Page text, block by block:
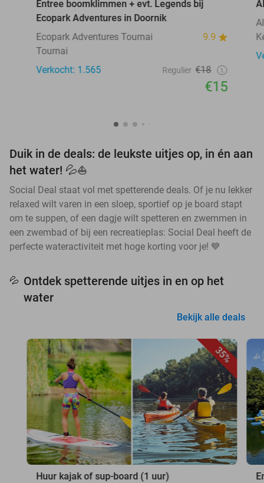
Entree boomklimmen + evt. Legends bij
Ecopark Adventures in Doornik
Ecopark Adventures Tournai
9.9
Tournai
Verkocht: 1.565
Regulier €18
€15
Duik in de deals: de leukste uitjes op, in én aan
het water! 💦⛵
Social Deal staat vol met spetterende deals. Of je nu lekker
relaxed wilt varen in een sloep, sportief op je board stapt
om te suppen, of een dagje wilt spetteren en zwemmen in
een zwembad of bij een recreatieplas: Social Deal heeft de
perfecte wateractiviteit met hoge korting voor je! 💙
💦 Ontdek spetterende uitjes in en op het
water
Bekijk alle deals
35%
Huur kajak of sup-board (1 uur)